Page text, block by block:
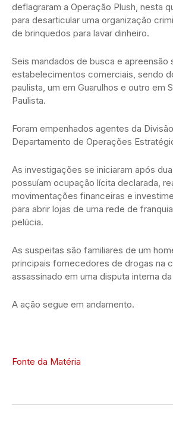
deflagraram a Operação Plush, nesta
para desarticular uma organização
de brinquedos para lavar dinheiro.
Seis mandados de busca e apreensão
estabelecimentos comerciais, sendo
paulista, um em Guarulhos e outro em
Paulista.
Foram empenhados agentes da
Departamento de Operações
As investigações se iniciaram após
possuíam ocupação lícita declarada,
movimentações financeiras e
para abrir lojas de uma rede de
pelúcia.
As suspeitas são familiares de um
principais fornecedores de drogas na
assassinado em uma disputa interna
A ação segue em andamento.
Fonte da Matéria